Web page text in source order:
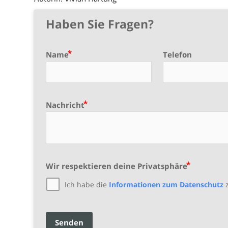
Haben Sie Fragen?
Name Telefon
Nachricht
Wir respektieren deine Privatsphäre
Ich habe die Informationen zum Datenschutz
Senden